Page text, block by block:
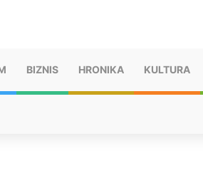
BIZNIS HRONIKA KULTURA